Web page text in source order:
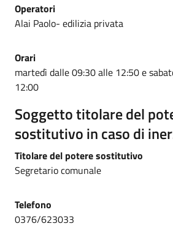
Operatori
Alai Paolo- edilizia privata
Orari
martedì dalle 09:30 alle 12:50 e
12:00
Soggetto titolare del
sostitutivo in caso di
Titolare del potere sostitutivo
Segretario comunale
Telefono
0376/623033